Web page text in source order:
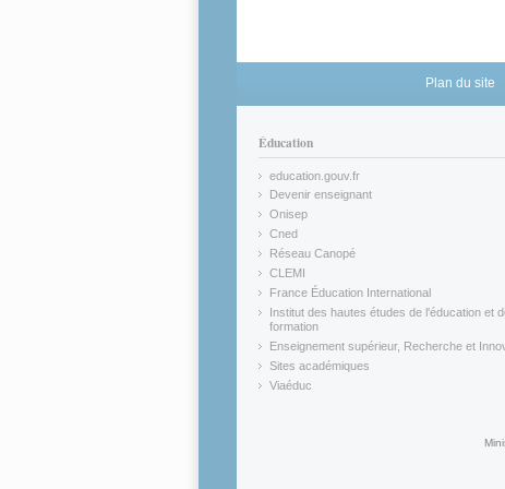
Plan du site
Éducation
education.gouv.fr
(link is external)
Devenir enseignant
(link is external)
Onisep
(link is external)
Cned
(link is external)
Réseau Canopé
(link is external)
CLEMI
(link is external)
France Éducation International
(link is external)
Institut des hautes études de l'éducation et
formation
(link is external)
Enseignement supérieur, Recherche et
(link is external)
Sites académiques
(link is external)
Viaéduc